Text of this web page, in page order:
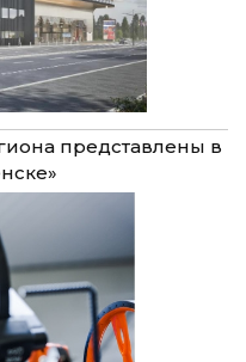
представлены в